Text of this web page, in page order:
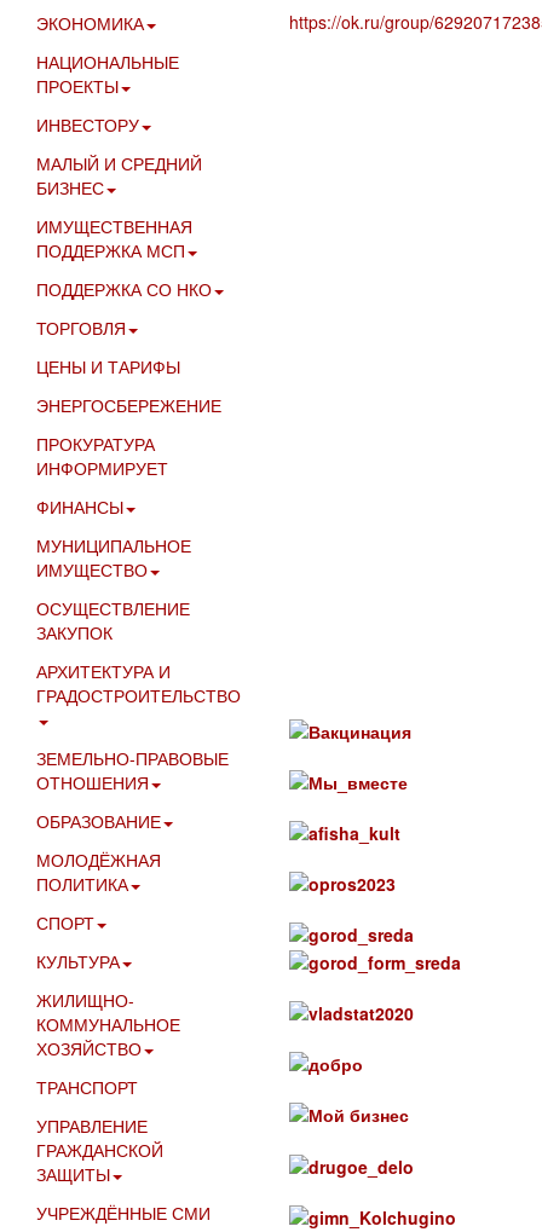
ЭКОНОМИКА
НАЦИОНАЛЬНЫЕ
ПРОЕКТЫ
ИНВЕСТОРУ
МАЛЫЙ И СРЕДНИЙ
БИЗНЕС
ИМУЩЕСТВЕННАЯ
ПОДДЕРЖКА МСП
ПОДДЕРЖКА СО НКО
ТОРГОВЛЯ
ЦЕНЫ И ТАРИФЫ
ЭНЕРГОСБЕРЕЖЕНИЕ
ПРОКУРАТУРА
ИНФОРМИРУЕТ
ФИНАНСЫ
МУНИЦИПАЛЬНОЕ
ИМУЩЕСТВО
ОСУЩЕСТВЛЕНИЕ
ЗАКУПОК
АРХИТЕКТУРА И
ГРАДОСТРОИТЕЛЬСТВО
ЗЕМЕЛЬНО-ПРАВОВЫЕ
ОТНОШЕНИЯ
ОБРАЗОВАНИЕ
МОЛОДЁЖНАЯ
ПОЛИТИКА
СПОРТ
КУЛЬТУРА
ЖИЛИЩНО-
КОММУНАЛЬНОЕ
ХОЗЯЙСТВО
ТРАНСПОРТ
УПРАВЛЕНИЕ
ГРАЖДАНСКОЙ
ЗАЩИТЫ
УЧРЕЖДЁННЫЕ СМИ
https://ok.ru/group/